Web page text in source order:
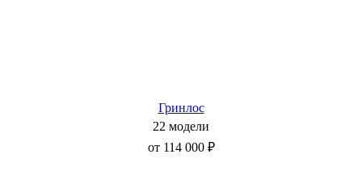
Гринлос
22 модели
от 114 000 ₽